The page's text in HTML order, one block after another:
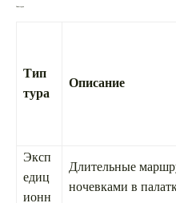
Типы туров
Тип
тура
Описание
Эксп
едиц
ионн
Длительные
ночевками в